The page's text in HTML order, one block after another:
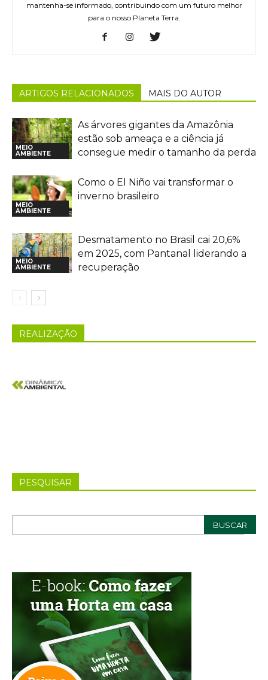
mantenha-se informado, contribuindo com um futuro melhor
para o nosso Planeta Terra.
ARTIGOS RELACIONADOS MAIS DO AUTOR
MEIO
AMBIENTE
As árvores gigantes da Amazônia
estão sob ameaça e a ciência já
consegue medir o tamanho da perda
MEIO
AMBIENTE
Como o El Niño vai transformar o
inverno brasileiro
MEIO
AMBIENTE
Desmatamento no Brasil cai 20,6%
em 2025, com Pantanal liderando a
recuperação
REALIZAÇÃO
PESQUISAR